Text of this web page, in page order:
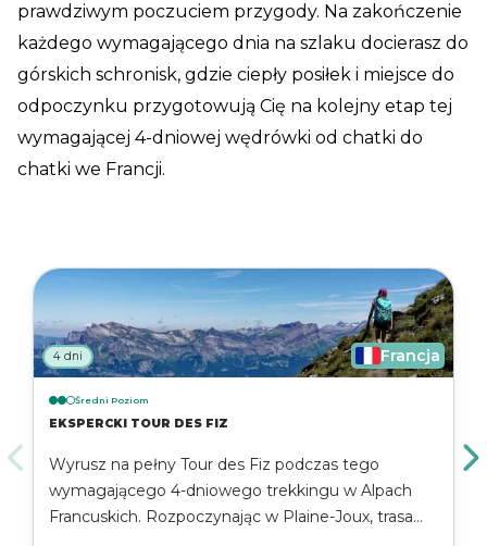
prawdziwym poczuciem przygody. Na zakończenie
każdego wymagającego dnia na szlaku docierasz do
górskich schronisk, gdzie ciepły posiłek i miejsce do
odpoczynku przygotowują Cię na kolejny etap tej
wymagającej 4-dniowej wędrówki od chatki do
chatki we Francji.
4 dni Francja
Średni Poziom
EKSPERCKI TOUR DES FIZ
Wyrusz na pełny Tour des Fiz podczas tego
wymagającego 4-dniowego trekkingu w Alpach
Francuskich. Rozpoczynając w Plaine-Joux, trasa